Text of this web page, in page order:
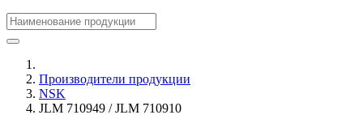
Производители продукции
NSK
JLM 710949 / JLM 710910